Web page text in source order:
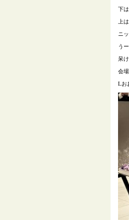
下
上は
ニ
う
呆
会
Lお